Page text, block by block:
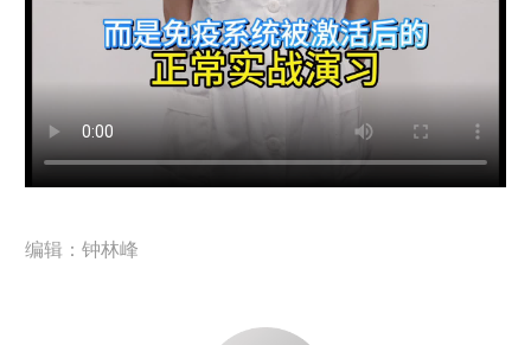
编辑：钟林峰